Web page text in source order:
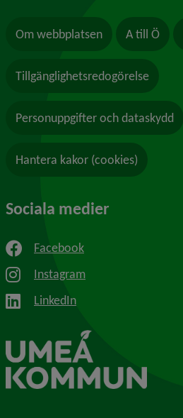
Om webbplatsen A till Ö
Tillgänglighetsredogörelse
Personuppgifter och dataskydd
Hantera kakor (cookies)
Sociala medier
Facebook
Instagram
LinkedIn